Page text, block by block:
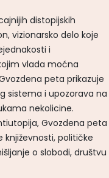
distopijskih
vizionarsko delo koje
i
vlada moćna
peta prikazuje
sistema i upozorava na
nekolicine.
Gvozdena peta
književnosti, političke
o slobodi, društvu